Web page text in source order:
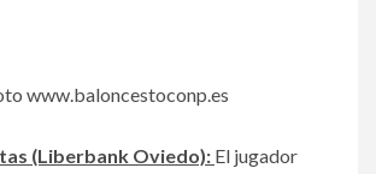
www.baloncestoconp.es
(Liberbank Oviedo): El jugador